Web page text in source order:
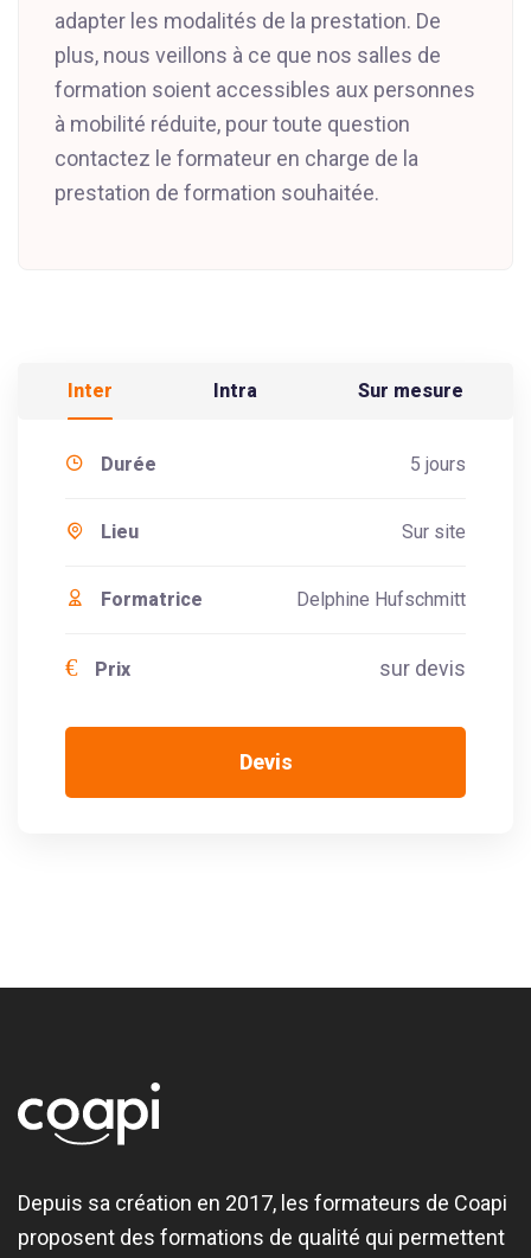
adapter les modalités de la prestation. De
plus, nous veillons à ce que nos salles de
formation soient accessibles aux personnes
à mobilité réduite, pour toute question
contactez le formateur en charge de la
prestation de formation souhaitée.
Inter Intra Sur mesure
Durée 5 jours
Lieu Sur site
Formatrice Delphine Hufschmitt
€ Prix sur devis
Devis
Depuis sa création en 2017, les formateurs de Coapi
proposent des formations de qualité qui permettent